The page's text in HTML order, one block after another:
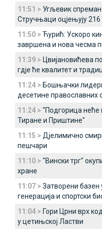
11:51 > Угљевик
Стручњаци оцјењују
11:50 > Ћурић: Ускоро
завршена и нова чесма
11:39 > Цвијановићева
гдје ће квалитет и
11:24 > Бошњачки
десетине
11:24 > "Подгорица неће
Тиране и Приштине"
11:15 > Дјелимично
пешчари
11:10 > "Вински трг"
хране
11:07 > Затворени
генерација и спортски
11:04 > Гори Црни врх
у цетињској Ластви